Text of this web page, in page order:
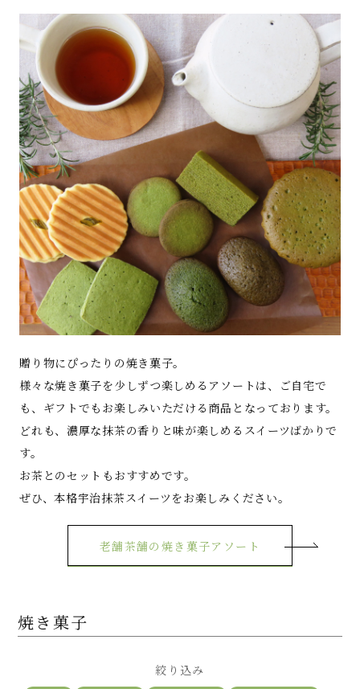
贈り物にぴったりの焼き菓子。
様々な焼き菓子を少しずつ楽しめるアソートは、ご自宅で
も、ギフトでもお楽しみいただける商品となっております。
どれも、濃厚な抹茶の香りと味が楽しめるスイーツばかりで
す。
お茶とのセットもおすすめです。
ぜひ、本格宇治抹茶スイーツをお楽しみください。
老舗茶舗の焼き菓子アソート
焼き菓子
絞り込み